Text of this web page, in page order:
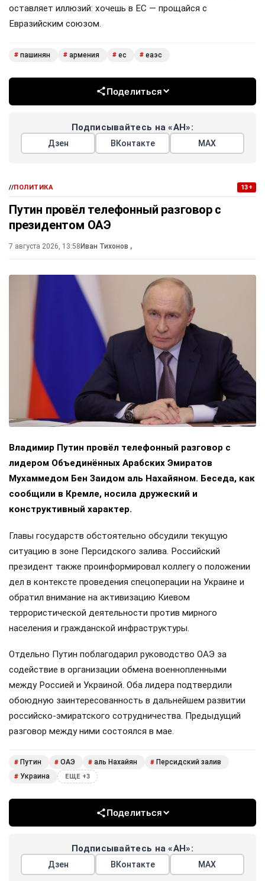
оставляет иллюзий: хочешь в ЕС — прощайся с
Евразийским союзом.
# пашинян # армения # ес # еаэс
Поделиться
Подписывайтесь на «АН»:
Дзен ВКонтакте МАХ
//ПОЛИТИКА 13+
Путин провёл телефонный разговор с
президентом ОАЭ
7 августа 2026, 13:58Иван Тихонов ,
Владимир Путин провёл телефонный разговор с
лидером Объединённых Арабских Эмиратов
Мухаммедом Бен Заидом аль Нахайяном. Беседа, как
сообщили в Кремле, носила дружеский и
конструктивный характер.
Главы государств обстоятельно обсудили текущую
ситуацию в зоне Персидского залива. Российский
президент также проинформировал коллегу о положении
дел в контексте проведения спецоперации на Украине и
обратил внимание на активизацию Киевом
террористической деятельности против мирного
населения и гражданской инфраструктуры.
Отдельно Путин поблагодарил руководство ОАЭ за
содействие в организации обмена военнопленными
между Россией и Украиной. Оба лидера подтвердили
обоюдную заинтересованность в дальнейшем развитии
российско-эмиратского сотрудничества. Предыдущий
разговор между ними состоялся в мае.
# Путин # ОАЭ # аль Нахайян # Персидский залив
# Украина ЕЩЕ +3
Поделиться
Подписывайтесь на «АН»:
Дзен ВКонтакте МАХ